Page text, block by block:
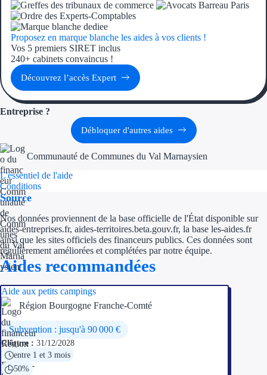
Contactez-nous
Proposez en marque blanche les aides à vos clients !
Vos 5 premiers SIRET inclus
240+ cabinets convaincus !
Découvrez l’accès Expert
Entreprise ?
Débloquer d'autres aides
Communauté de Communes du Val Marnaysien
L'essentiel de l'aide
Conditions
Source
Nos données proviennent de la base officielle de l'État disponible sur
aides-entreprises.fr, aides-territoires.beta.gouv.fr, la base les-aides.fr
ainsi que les sites officiels des financeurs publics. Ces données sont
régulièrement améliorées et complétées par notre équipe.
Aides recommandées
Aide aux petits campings
Région Bourgogne Franche-Comté
Subvention : jusqu'à 90 000 €
Clôture : 31/12/2028
entre 1 et 3 mois
50%